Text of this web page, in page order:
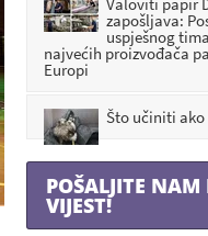
zapošljava:
uspješnog
najvećih proizvođača
Europi
Što učiniti
POŠALJITE NAM
VIJEST!